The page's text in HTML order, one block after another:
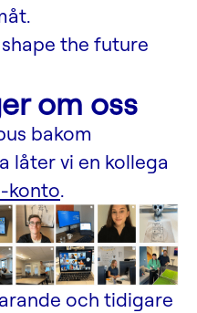
shape the future
om oss
bakom
låter vi en kollega
konto.
och tidigare